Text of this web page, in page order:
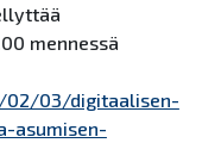
mennessä
02/03/digitaalisen-
asumisen-